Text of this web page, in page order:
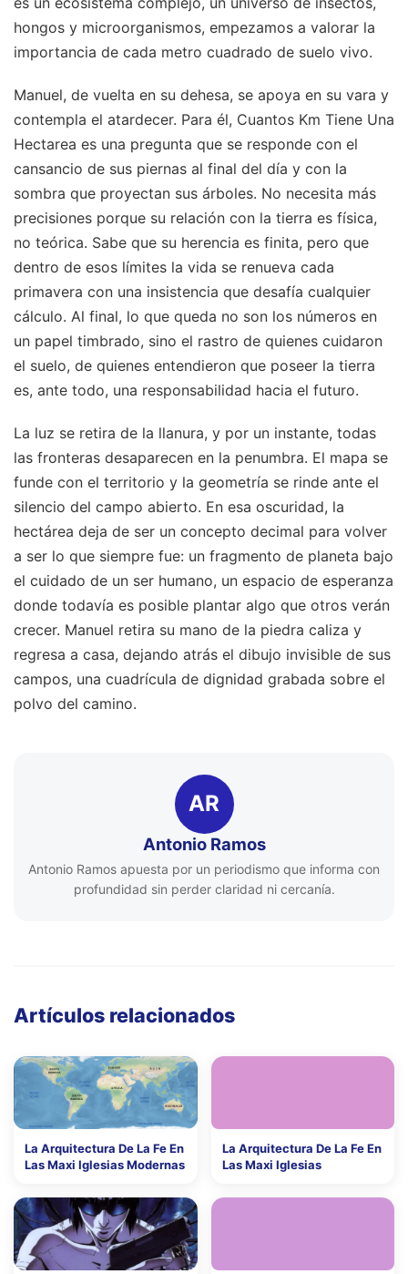
hongos y microorganismos, empezamos a valorar la
importancia de cada metro cuadrado de suelo vivo.
Manuel, de vuelta en su dehesa, se apoya en su vara y
contempla el atardecer. Para él, Cuantos Km Tiene Una
Hectarea es una pregunta que se responde con el
cansancio de sus piernas al final del día y con la
sombra que proyectan sus árboles. No necesita más
precisiones porque su relación con la tierra es física,
no teórica. Sabe que su herencia es finita, pero que
dentro de esos límites la vida se renueva cada
primavera con una insistencia que desafía cualquier
cálculo. Al final, lo que queda no son los números en
un papel timbrado, sino el rastro de quienes cuidaron
el suelo, de quienes entendieron que poseer la tierra
es, ante todo, una responsabilidad hacia el futuro.
La luz se retira de la llanura, y por un instante, todas
las fronteras desaparecen en la penumbra. El mapa se
funde con el territorio y la geometría se rinde ante el
silencio del campo abierto. En esa oscuridad, la
hectárea deja de ser un concepto decimal para volver
a ser lo que siempre fue: un fragmento de planeta bajo
el cuidado de un ser humano, un espacio de esperanza
donde todavía es posible plantar algo que otros verán
crecer. Manuel retira su mano de la piedra caliza y
regresa a casa, dejando atrás el dibujo invisible de sus
campos, una cuadrícula de dignidad grabada sobre el
polvo del camino.
AR
Antonio Ramos
Antonio Ramos apuesta por un periodismo que informa con
profundidad sin perder claridad ni cercanía.
Artículos relacionados
La Arquitectura De La Fe En
Las Maxi Iglesias Modernas
La Arquitectura De La Fe En
Las Maxi Iglesias